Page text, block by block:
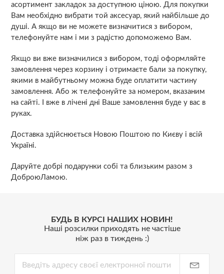
асортимент закладок за доступною ціною. Для покупки
Вам необхідно вибрати той аксесуар, який найбільше до
душі. А якщо ви не можете визначитися з вибором,
телефонуйте нам і ми з радістю допоможемо Вам.
Якщо ви вже визначилися з вибором, тоді оформляйте
замовлення через корзину і отримаєте бали за покупку,
якими в майбутньому можна буде оплатити частину
замовлення. Або ж телефонуйте за номером, вказаним
на сайті. І вже в лічені дні Ваше замовлення буде у вас в
руках.
Доставка здійснюється Новою Поштою по Києву і всій
Україні.
Даруйте добрі подарунки собі та близьким разом з
ДоброюЛамою.
БУДЬ В КУРСІ НАШИХ НОВИН!
Наші розсилки приходять не частіше
ніж раз в тиждень :)